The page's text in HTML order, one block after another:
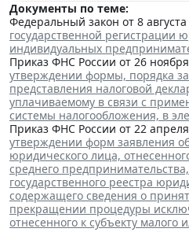
Документы по теме:
Федеральный закон от 8
государственной регистрации
индивидуальных
Приказ ФНС России от 26
утверждении формы, порядка
представления налоговой
уплачиваемому в связи с
системы налогообложения, в
Приказ ФНС России от 22
утверждении форм заявления
юридического лица,
среднего
государственного реестра
содержащего сведения о
прекращении процедуры
отнесенного к субъекту малого